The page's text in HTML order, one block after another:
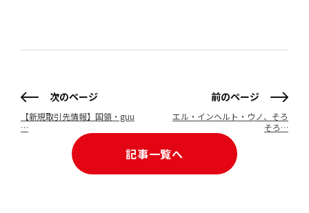
次のページ
【新規取引先情報】国領・guu
…
記事一覧へ
前のページ
エル・インヘルト・ウノ、そろ
そろ…